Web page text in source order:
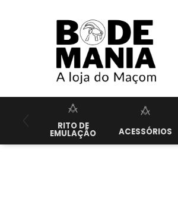
RITO DE
EMULAÇÃO ACESSÓRIOS